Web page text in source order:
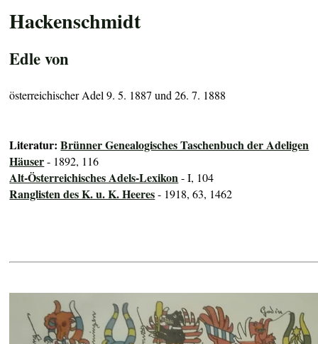
Hackenschmidt
Edle von
österreichischer Adel 9. 5. 1887 und 26. 7. 1888
Literatur:Brünner Genealogisches Taschenbuch der Adeligen
Häuser- 1892, 116
Alt-Österreichisches Adels-Lexikon- I, 104
Ranglisten des K. u. K. Heeres- 1918, 63, 1462